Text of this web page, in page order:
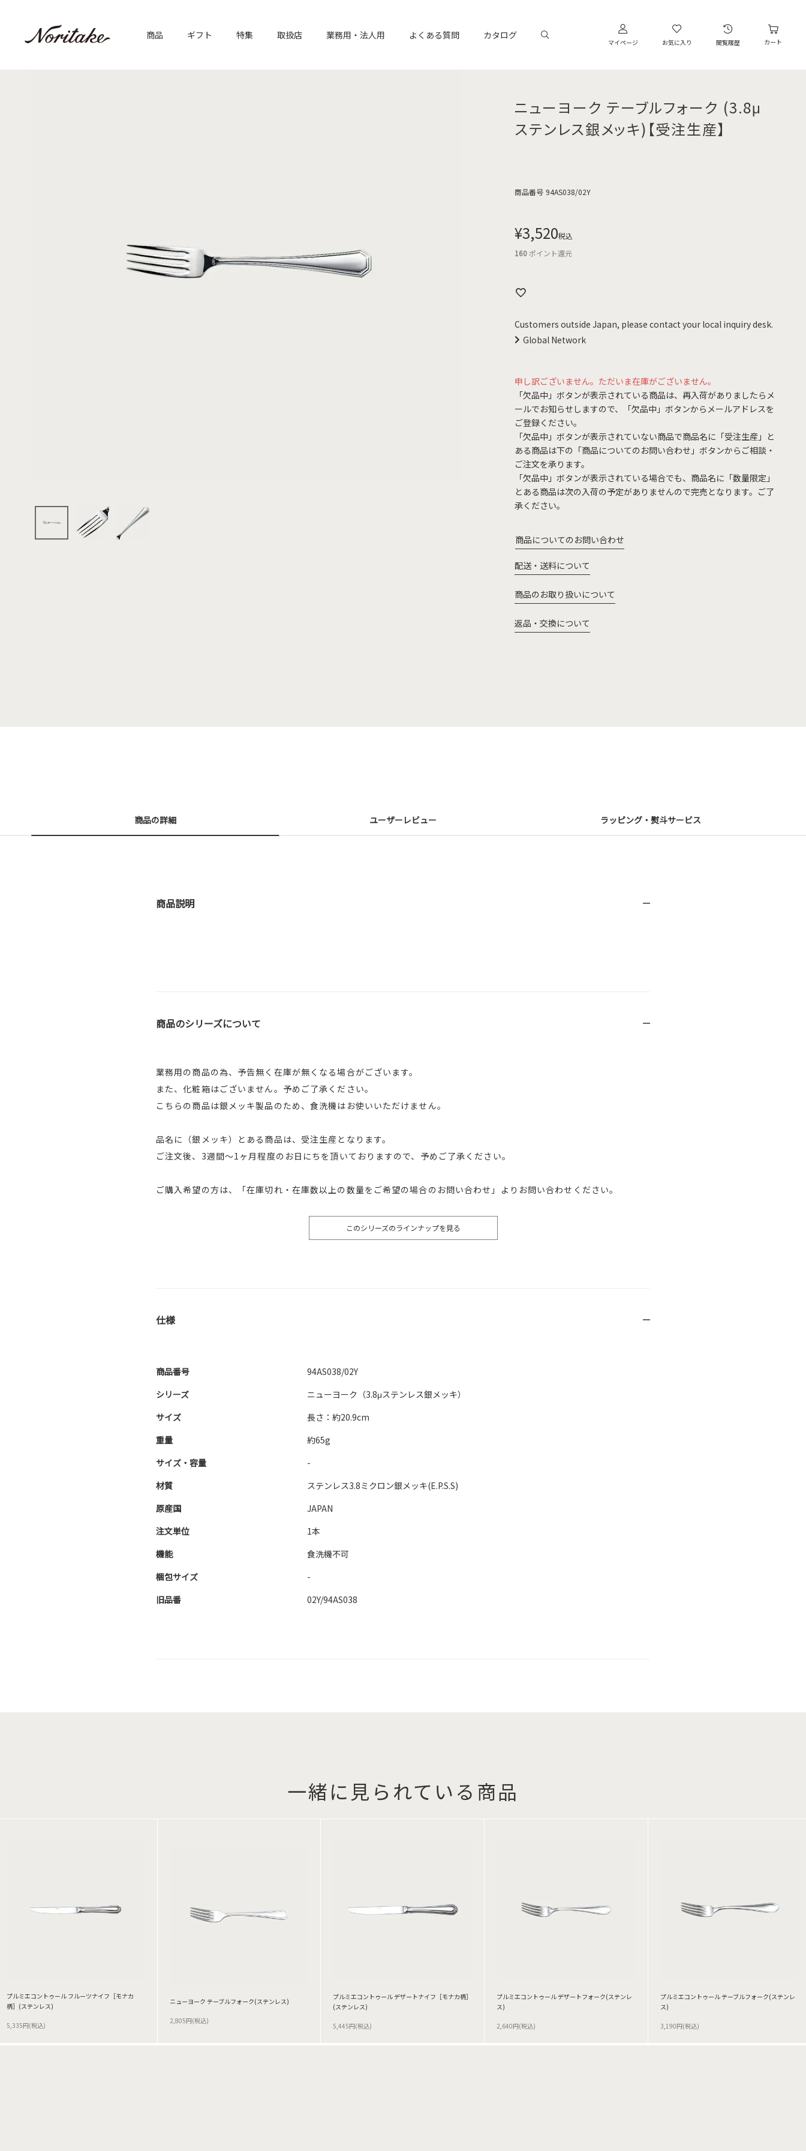
商品 ギフト 特集 取扱店 業務用・法人用 よくある質問 カタログ
マイページ お気に入り 閲覧履歴 カート
ニューヨーク テーブルフォーク (3.8μ
ステンレス銀メッキ)【受注生産】
商品番号 94AS038/02Y
¥3,520税込
160ポイント還元
Customers outside Japan, please contact your local inquiry desk.
Global Network
申し訳ございません。ただいま在庫がございません。
「欠品中」ボタンが表示されている商品は、再入荷がありましたらメ
ールでお知らせしますので、「欠品中」ボタンからメールアドレスを
ご登録ください。
「欠品中」ボタンが表示されていない商品で商品名に「受注生産」と
ある商品は下の「商品についてのお問い合わせ」ボタンからご相談・
ご注文を承ります。
「欠品中」ボタンが表示されている場合でも、商品名に「数量限定」
とある商品は次の入荷の予定がありませんので完売となります。ご了
承ください。
商品についてのお問い合わせ
配送・送料について
商品のお取り扱いについて
返品・交換について
商品の詳細 ユーザーレビュー ラッピング・熨斗サービス
商品説明
商品のシリーズについて
業務用の商品の為、予告無く在庫が無くなる場合がございます。
また、化粧箱はございません。予めご了承ください。
こちらの商品は銀メッキ製品のため、食洗機はお使いいただけません。
品名に（銀メッキ）とある商品は、受注生産となります。
ご注文後、3週間～1ヶ月程度のお日にちを頂いておりますので、予めご了承ください。
ご購入希望の方は、「在庫切れ・在庫数以上の数量をご希望の場合のお問い合わせ」よりお問い合わせください。
このシリーズのラインナップを見る
仕様
商品番号
94AS038/02Y
シリーズ
ニューヨーク（3.8μステンレス銀メッキ）
サイズ
長さ：約20.9cm
重量
約65g
サイズ・容量
-
材質
ステンレス3.8ミクロン銀メッキ(E.P.S.S)
原産国
JAPAN
注文単位
1本
機能
食洗機不可
梱包サイズ
-
旧品番
02Y/94AS038
一緒に見られている商品
プルミエコントゥール フルーツナイフ［モナカ
柄］(ステンレス)
5,335円(税込)
ニューヨーク テーブルフォーク(ステンレス)
2,805円(税込)
プルミエコントゥール デザートナイフ［モナカ柄］
(ステンレス)
5,445円(税込)
プルミエコントゥール デザートフォーク(ステンレ
ス)
2,640円(税込)
プルミエコントゥール テーブルフォーク(ステンレ
ス)
3,190円(税込)